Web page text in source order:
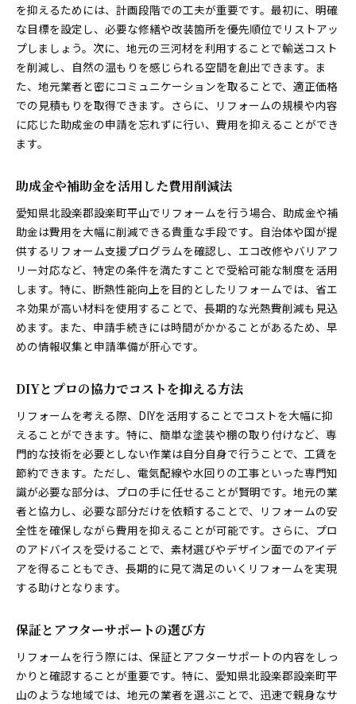
を抑えるためには、計画段階での工夫が重要です。最初に、明確
な目標を設定し、必要な修繕や改装箇所を優先順位でリストアッ
プしましょう。次に、地元の三河材を利用することで輸送コスト
を削減し、自然の温もりを感じられる空間を創出できます。ま
た、地元業者と密にコミュニケーションを取ることで、適正価格
での見積もりを取得できます。さらに、リフォームの規模や内容
に応じた助成金の申請を忘れずに行い、費用を抑えることができ
ます。
助成金や補助金を活用した費用削減法
愛知県北設楽郡設楽町平山でリフォームを行う場合、助成金や補
助金は費用を大幅に削減できる貴重な手段です。自治体や国が提
供するリフォーム支援プログラムを確認し、エコ改修やバリアフ
リー対応など、特定の条件を満たすことで受給可能な制度を活用
します。特に、断熱性能向上を目的としたリフォームでは、省エ
ネ効果が高い材料を使用することで、長期的な光熱費削減も見込
めます。また、申請手続きには時間がかかることがあるため、早
めの情報収集と申請準備が肝心です。
DIYとプロの協力でコストを抑える方法
リフォームを考える際、DIYを活用することでコストを大幅に抑
えることができます。特に、簡単な塗装や棚の取り付けなど、専
門的な技術を必要としない作業は自分自身で行うことで、工賃を
節約できます。ただし、電気配線や水回りの工事といった専門知
識が必要な部分は、プロの手に任せることが賢明です。地元の業
者と協力し、必要な部分だけを依頼することで、リフォームの安
全性を確保しながら費用を抑えることが可能です。さらに、プロ
のアドバイスを受けることで、素材選びやデザイン面でのアイデ
アを得ることもでき、長期的に見て満足のいくリフォームを実現
する助けとなります。
保証とアフターサポートの選び方
リフォームを行う際には、保証とアフターサポートの内容をしっ
かりと確認することが重要です。特に、愛知県北設楽郡設楽町平
山のような地域では、地元の業者を選ぶことで、迅速で親身なサ